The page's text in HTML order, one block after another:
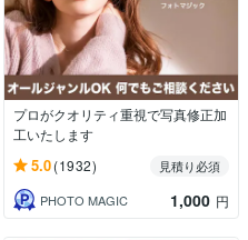
プロがクオリティ重視で写真修正加
工いたします
5.0(1932)
見積り必須
PHOTO MAGIC
1,000 円